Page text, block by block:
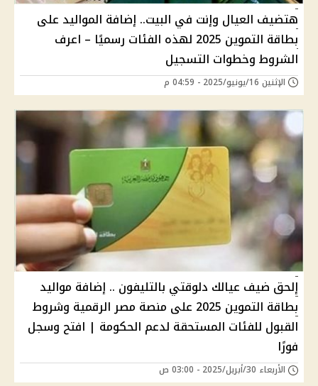
هتضيف العيال وإنت في البيت.. إضافة المواليد على
بطاقة التموين 2025 لهذه الفئات رسميًا – اعرف
الشروط وخطوات التسجيل
الإثنين 16/يونيو/2025 - 04:59 م
إلحق ضيف عيالك دلوقتي بالتليفون .. إضافة مواليد
بطاقة التموين 2025 على منصة مصر الرقمية وشروط
القبول للفئات المستحقة لدعم الحكومة | افتح وسجل
فورًا
الأربعاء 30/أبريل/2025 - 03:00 ص